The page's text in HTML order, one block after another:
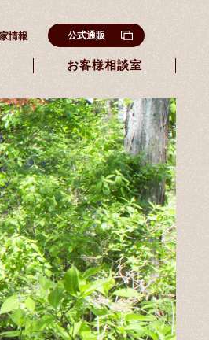
お客様相談室
情報 公式通販